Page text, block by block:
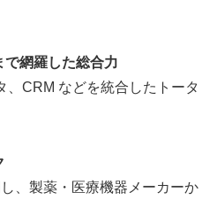
で網羅した総合力
CRM などを統合したトータ
、製薬・医療機器メーカーか